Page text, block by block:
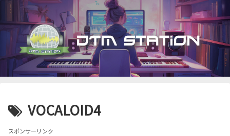
VOCALOID4
スポンサーリンク